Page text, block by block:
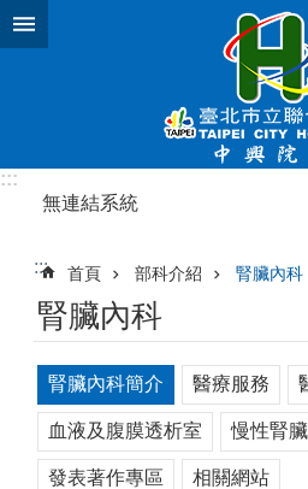
跳到主要內容區塊
:::
無連結系統
::: 首頁 部科介紹 腎臟內科
腎臟內科
腎臟內科簡介 醫療服務
血液及腹膜透析室 慢性腎
發表著作專區 相關網站